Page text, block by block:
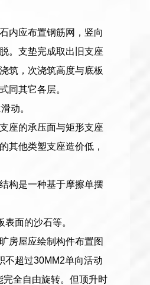
内应布置钢筋网，竖向
。支垫完成取出旧支座
筑，次浇筑高度与底板
同其它各层。
动。
座的承压面与矩形支座
其他类塑支座造价低，
构是一种基于摩擦单摆
面的沙石等。
房屋应绘制构件布置图
不超过30MM2单向活动
全自由旋转。但顶升时